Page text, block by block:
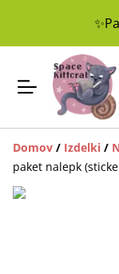
Domov / Izdelki /
paket nalepk